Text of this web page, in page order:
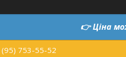
👉Ціна
753-55-52